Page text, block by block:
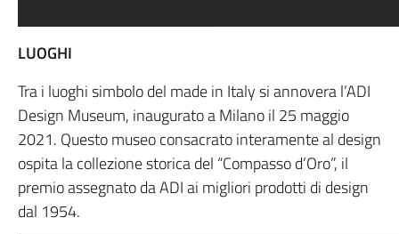
LUOGHI
Tra i luoghi simbolo del made in Italy si annovera l’ADI
Design Museum, inaugurato a Milano il 25 maggio
2021. Questo museo consacrato interamente al design
ospita la collezione storica del “Compasso d’Oro”, il
premio assegnato da ADI ai migliori prodotti di design
dal 1954.